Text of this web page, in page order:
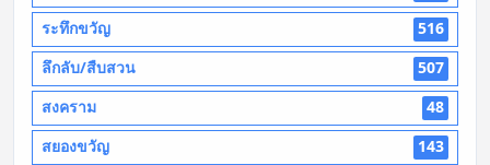
ระทึกขวัญ
516
ลึกลับ/สืบสวน
507
สงคราม
48
สยองขวัญ
143